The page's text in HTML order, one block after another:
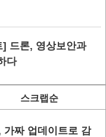
드론, 영상보안과
다
스크랩순
가짜 업데이트로 감